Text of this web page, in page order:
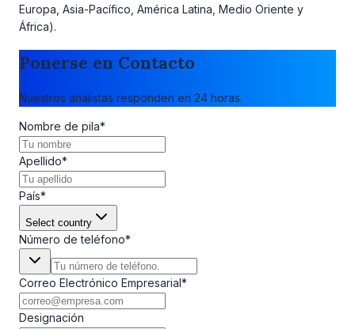
Europa, Asia-Pacífico, América Latina, Medio Oriente y
África).
Ponerse en Contacto
Nuestros analistas responden en 24 horas.
Nombre de pila*
Apellido*
País*
Select country
Número de teléfono*
Correo Electrónico Empresarial*
Designación